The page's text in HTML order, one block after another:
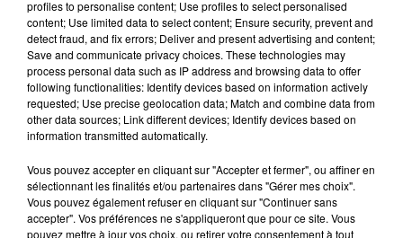
FILS D'ACTUS
15 juillet 2026
profiles to personalise content; Use profiles to select personalised
content; Use limited data to select content; Ensure security, prevent and
detect fraud, and fix errors; Deliver and present advertising and content;
Save and communicate privacy choices. These technologies may
process personal data such as IP address and browsing data to offer
following functionalities: Identify devices based on information actively
requested; Use precise geolocation data; Match and combine data from
other data sources; Link different devices; Identify devices based on
information transmitted automatically.
Vous pouvez accepter en cliquant sur "Accepter et fermer", ou affiner en
sélectionnant les finalités et/ou partenaires dans "Gérer mes choix".
Vous pouvez également refuser en cliquant sur "Continuer sans
accepter". Vos préférences ne s'appliqueront que pour ce site. Vous
pouvez mettre à jour vos choix, ou retirer votre consentement à tout